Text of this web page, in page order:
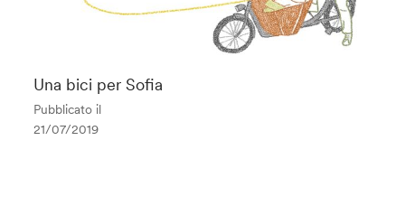
Una bici per Sofia
Pubblicato il
21/07/2019